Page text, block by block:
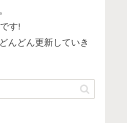
す!
んどん更新していき